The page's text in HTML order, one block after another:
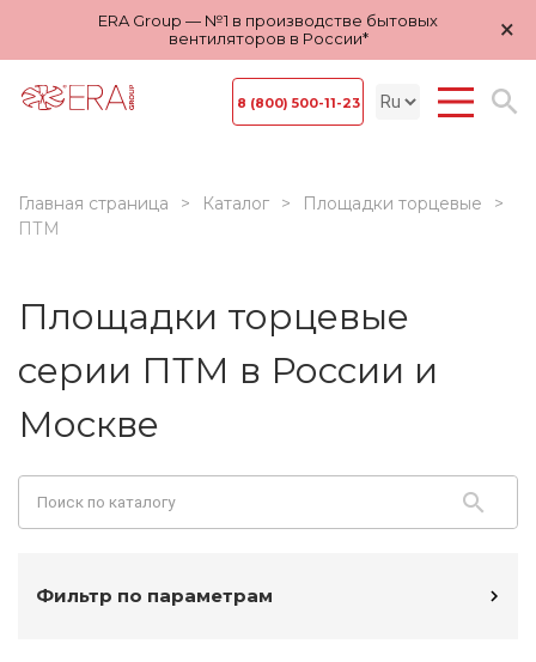
ERA Group — №1 в производстве бытовых
вентиляторов в России*
×
8 (800) 500-11-23
Главная страница Каталог
Площадки торцевые
ПТМ
Площадки торцевые
серии ПТМ в России и
Москве
Фильтр по параметрам